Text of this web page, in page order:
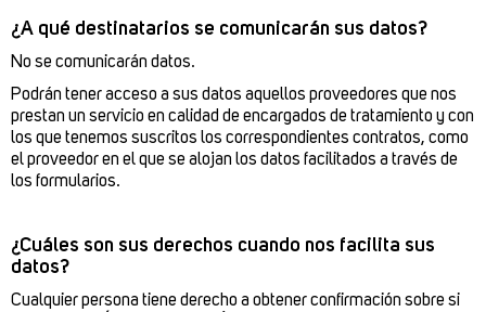
¿A qué destinatarios se comunicarán sus datos?
No se comunicarán datos.
Podrán tener acceso a sus datos aquellos proveedores que nos
prestan un servicio en calidad de encargados de tratamiento y con
los que tenemos suscritos los correspondientes contratos, como
el proveedor en el que se alojan los datos facilitados a través de
los formularios.
¿Cuáles son sus derechos cuando nos facilita sus
datos?
Cualquier persona tiene derecho a obtener confirmación sobre si